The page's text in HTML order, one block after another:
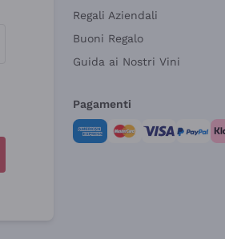
Regali Aziendali
Buoni Regalo
Guida ai Nostri Vini
Pagamenti